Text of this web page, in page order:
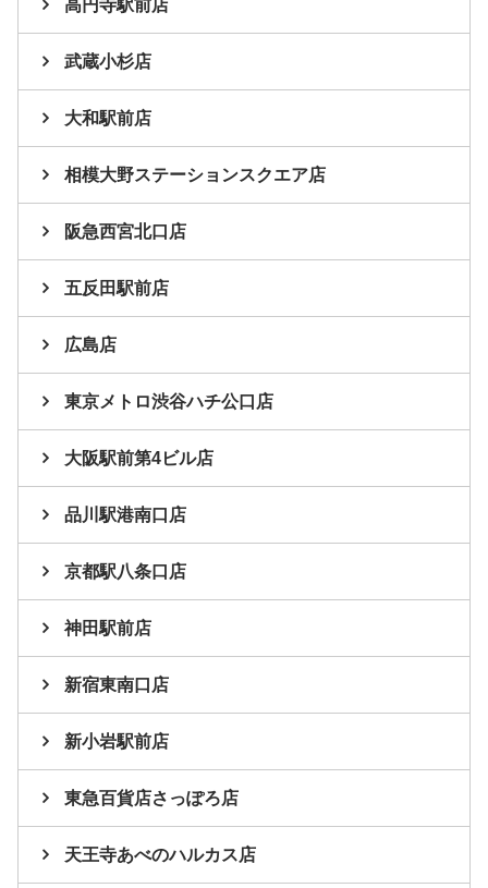
高円寺駅前店
武蔵小杉店
大和駅前店
相模大野ステーションスクエア店
阪急西宮北口店
五反田駅前店
広島店
東京メトロ渋谷ハチ公口店
大阪駅前第4ビル店
品川駅港南口店
京都駅八条口店
神田駅前店
新宿東南口店
新小岩駅前店
東急百貨店さっぽろ店
天王寺あべのハルカス店